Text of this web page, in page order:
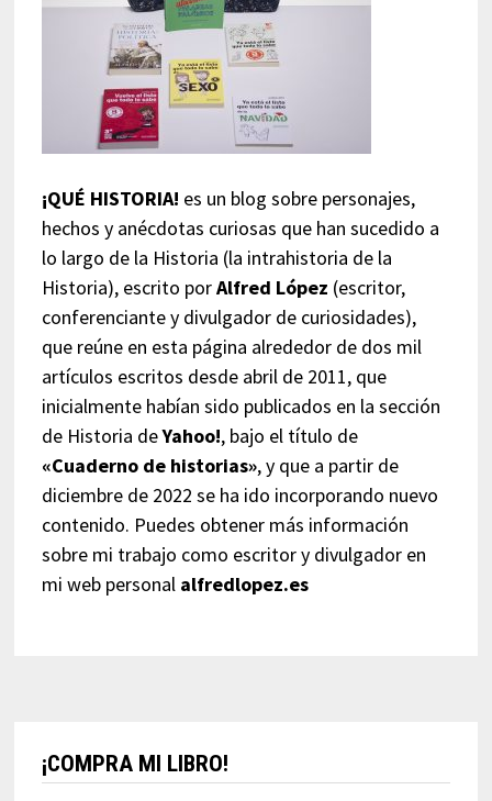
¡QUÉ HISTORIA! es un blog sobre personajes,
hechos y anécdotas curiosas que han sucedido a
lo largo de la Historia (la intrahistoria de la
Historia), escrito porAlfred López (escritor,
conferenciante y divulgador de curiosidades),
que reúne en esta página alrededor de dos mil
artículos escritos desde abril de 2011, que
inicialmente habían sido publicados en la sección
de Historia deYahoo!, bajo el título de
«Cuaderno de historias», y que a partir de
diciembre de 2022 se ha ido incorporando nuevo
contenido. Puedes obtener más información
sobre mi trabajo como escritor y divulgador en
mi web personal alfredlopez.es
¡COMPRA MI LIBRO!